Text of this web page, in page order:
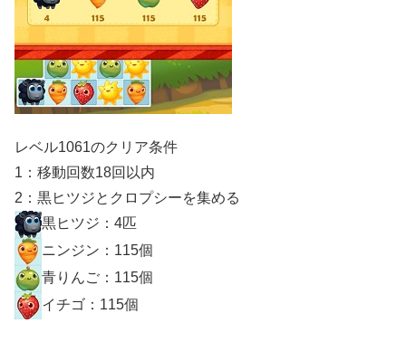
レベル1061のクリア条件
1：移動回数18回以内
2：黒ヒツジとクロプシーを集める
黒ヒツジ：4匹
ニンジン：115個
青りんご：115個
イチゴ：115個